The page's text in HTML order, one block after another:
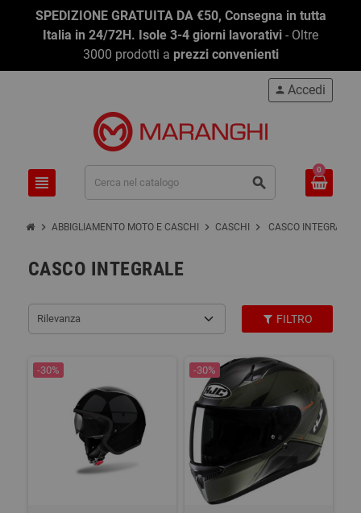
SPEDIZIONE GRATUITA DA €50, Consegna in tutta
Italia in 24/72H. Isole 3-4 giorni lavorativi - Oltre
3000 prodotti a prezzi convenienti
view_headline search
person Accedi
0
chevron_right ABBIGLIAMENTO MOTO E CASCHI chevron_right CASCHI chevron_right CASCO INTEGRALE
CASCO INTEGRALE
Rilevanza FILTRO
-30% -30%